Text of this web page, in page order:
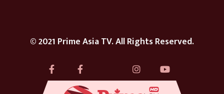
© 2021 Prime Asia TV. All Rights Reserved.